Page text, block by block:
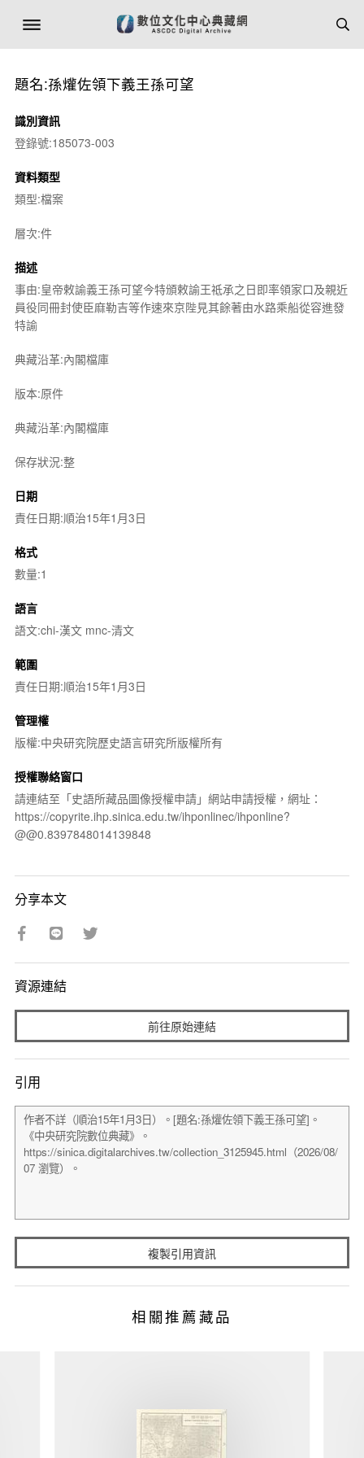
題名:孫爟佐領下義王孫可望
識別資訊
登錄號:185073-003
資料類型
類型:檔案
層次:件
描述
事由:皇帝敕諭義王孫可望今特頒敕諭王祗承之日即率領家口及親近
員役同冊封使臣麻勒吉等作速來京陛見其餘著由水路乘船從容進發
特諭
典藏沿革:內閣檔庫
版本:原件
典藏沿革:內閣檔庫
保存狀況:整
日期
責任日期:順治15年1月3日
格式
數量:1
語言
語文:chi-漢文 mnc-清文
範圍
責任日期:順治15年1月3日
管理權
版權:中央研究院歷史語言研究所版權所有
授權聯絡窗口
請連結至「史語所藏品圖像授權申請」網站申請授權，網址：
https://copyrite.ihp.sinica.edu.tw/ihponlinec/ihponline?
@@0.8397848014139848
分享本文
資源連結
前往原始連結
引用
複製引用資訊
相關推薦藏品